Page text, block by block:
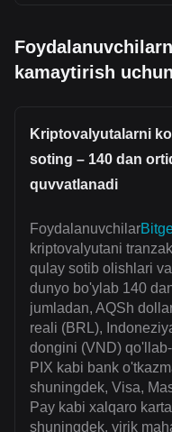
kamaytirish
Kriptovalyutalarni
soting – 140 dan
quvvatlanadi
Foydalanuvchilar
kriptovalyutani
qulay sotib olishlari
dunyo bo'ylab 140
jumladan, AQSh
reali (BRL),
dongini (VND)
PIX kabi bank
shuningdek, Visa,
Pay kabi xalqaro
shuningdek, yirik